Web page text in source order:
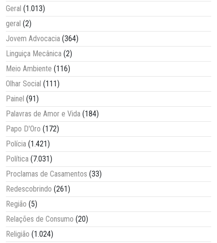
Geral (1.013)
geral (2)
Jovem Advocacia (364)
Linguiça Mecânica (2)
Meio Ambiente (116)
Olhar Social (111)
Painel (91)
Palavras de Amor e Vida (184)
Papo D'Oro (172)
Polícia (1.421)
Política (7.031)
Proclamas de Casamentos (33)
Redescobrindo (261)
Região (5)
Relações de Consumo (20)
Religião (1.024)